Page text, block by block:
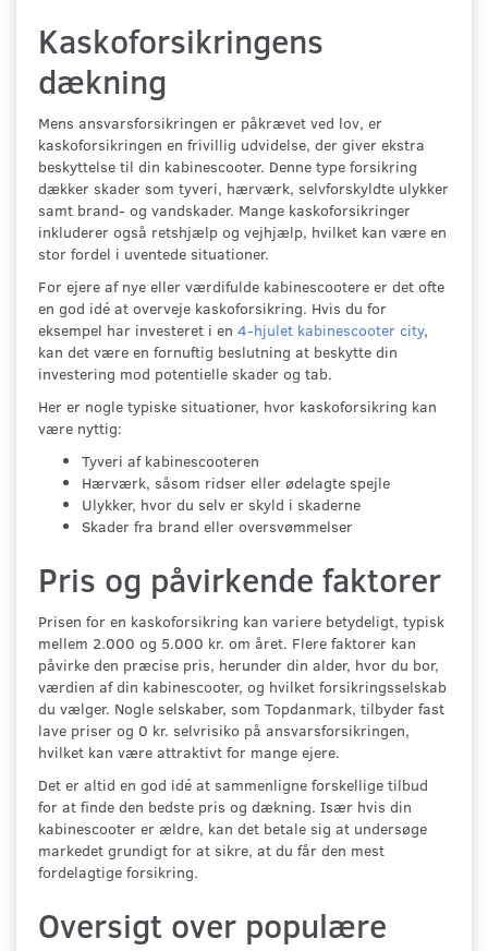
Kaskoforsikringens
dækning
Mens ansvarsforsikringen er påkrævet ved lov, er
kaskoforsikringen en frivillig udvidelse, der giver ekstra
beskyttelse til din kabinescooter. Denne type forsikring
dækker skader som tyveri, hærværk, selvforskyldte ulykker
samt brand- og vandskader. Mange kaskoforsikringer
inkluderer også retshjælp og vejhjælp, hvilket kan være en
stor fordel i uventede situationer.
For ejere af nye eller værdifulde kabinescootere er det ofte
en god idé at overveje kaskoforsikring. Hvis du for
eksempel har investeret i en 4-hjulet kabinescooter city,
kan det være en fornuftig beslutning at beskytte din
investering mod potentielle skader og tab.
Her er nogle typiske situationer, hvor kaskoforsikring kan
være nyttig:
Tyveri af kabinescooteren
Hærværk, såsom ridser eller ødelagte spejle
Ulykker, hvor du selv er skyld i skaderne
Skader fra brand eller oversvømmelser
Pris og påvirkende faktorer
Prisen for en kaskoforsikring kan variere betydeligt, typisk
mellem 2.000 og 5.000 kr. om året. Flere faktorer kan
påvirke den præcise pris, herunder din alder, hvor du bor,
værdien af din kabinescooter, og hvilket forsikringsselskab
du vælger. Nogle selskaber, som Topdanmark, tilbyder fast
lave priser og 0 kr. selvrisiko på ansvarsforsikringen,
hvilket kan være attraktivt for mange ejere.
Det er altid en god idé at sammenligne forskellige tilbud
for at finde den bedste pris og dækning. Især hvis din
kabinescooter er ældre, kan det betale sig at undersøge
markedet grundigt for at sikre, at du får den mest
fordelagtige forsikring.
Oversigt over populære